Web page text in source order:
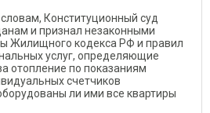
Конституционный суд
и признал незаконными
Жилищного кодекса РФ и правил
услуг, определяющие
отопление по показаниям
счетчиков
ли ими все квартиры